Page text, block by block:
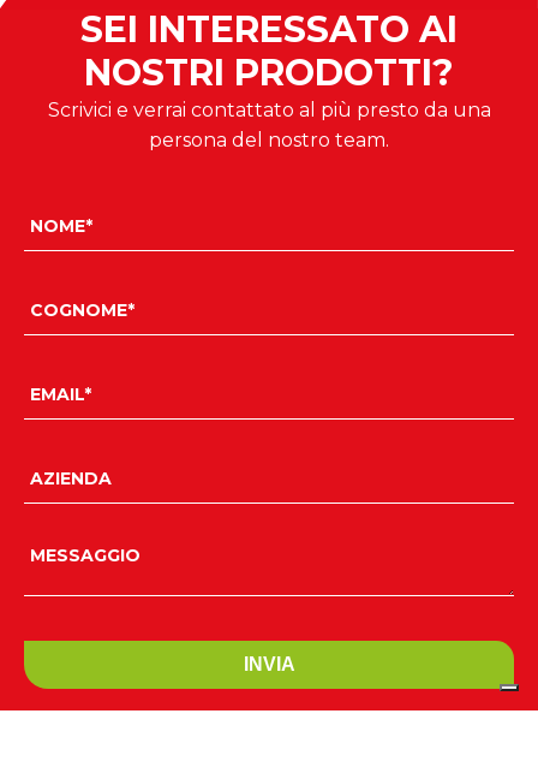
SEI INTERESSATO AI
NOSTRI PRODOTTI?
Scrivici e verrai contattato al più presto da una
persona del nostro team.